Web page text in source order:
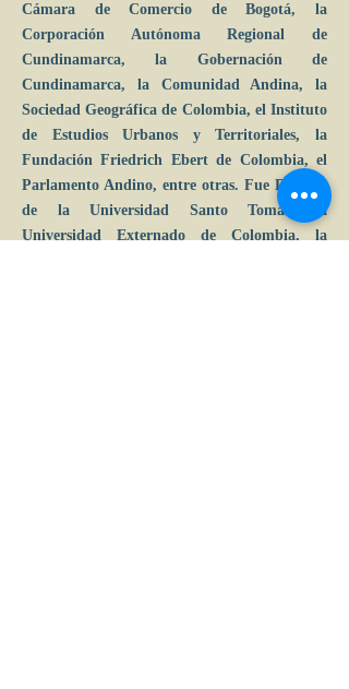
Cámara de Comercio de Bogotá, la
Corporación Autónoma Regional de
Cundinamarca, la Gobernación de
Cundinamarca, la Comunidad Andina, la
Sociedad Geográfica de Colombia, el Instituto
de Estudios Urbanos y Territoriales, la
Fundación Friedrich Ebert de Colombia, el
Parlamento Andino, entre otras. Fue Docente
de la Universidad Santo Tomás, la
Universidad Externado de Colombia, la